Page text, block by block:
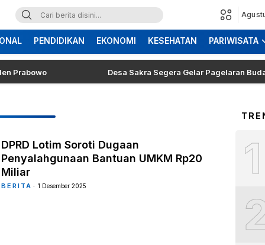
PENDIDIKAN EKONOMI KESEHATAN PARIWISATA
Desa Sakra Segera Gelar Pagelaran Budaya
DPRD Lotim Soroti Dugaan
Penyalahgunaan Bantuan UMKM Rp20
Miliar
BERITA 1 Desember 2025
1